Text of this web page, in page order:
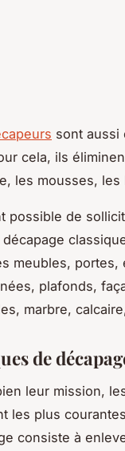
sont aussi
cela, ils
les mousses,
possible de
meubles,
plafonds,
marbre,
de
leur mission,
les plus
consiste à